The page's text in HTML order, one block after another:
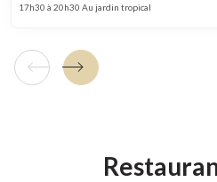
17h30 à 20h30 Au jardin tropical
Tuile précédente
Tuile suivante